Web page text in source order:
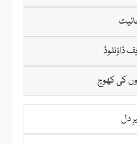
ڈاؤنلوڈ
کی کھوج
دل